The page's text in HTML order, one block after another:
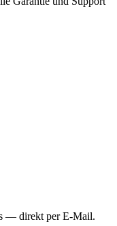
— direkt per E-Mail.